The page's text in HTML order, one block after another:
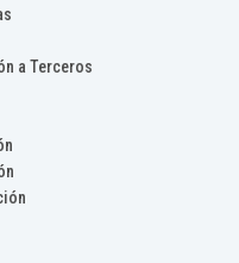
a Terceros